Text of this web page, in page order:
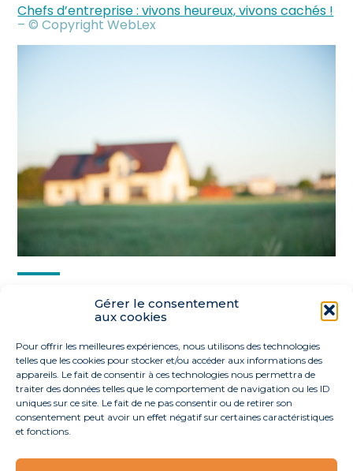
Gérer le consentement
aux cookies
Pour offrir les meilleures expériences, nous utilisons des technologies
telles que les cookies pour stocker et/ou accéder aux informations des
appareils. Le fait de consentir à ces technologies nous permettra de
traiter des données telles que le comportement de navigation ou les ID
uniques sur ce site. Le fait de ne pas consentir ou de retirer son
consentement peut avoir un effet négatif sur certaines caractéristiques
et fonctions.
Chefs d’entreprise : vivons heureux, vivons cachés !
– © Copyright WebLex
FaceBook
TwitterLinkedIn